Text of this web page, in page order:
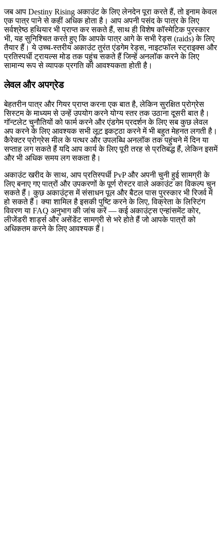
जब आप Destiny Rising अकाउंट के लिए लेनदेन पूरा करते हैं, तो इनाम केवल
एक पात्र पाने से कहीं अधिक होता है। आप अपनी पसंद के पात्र के लिए
सर्वश्रेष्ठ हथियार भी प्राप्त कर सकते हैं, साथ ही विशेष कॉस्मेटिक पुरस्कार
भी, यह सुनिश्चित करते हुए कि आपके पात्र आगे के सभी रेड्स (raids) के लिए
तैयार हैं। ये उच्च-स्तरीय अकाउंट तुरंत एंडगेम रेड्स, नाइटफॉल स्ट्राइक्स और
प्रतिस्पर्धी ट्रायल्स मोड तक पहुंच सकते हैं जिन्हें अनलॉक करने के लिए
सामान्य रूप से व्यापक प्रगति की आवश्यकता होती है।
लेवल और अपग्रेड
बेहतरीन पात्र और गियर प्राप्त करना एक बात है, लेकिन सुरक्षित प्रोग्रेस
सिस्टम के माध्यम से उन्हें उपयोग करने योग्य स्तर तक उठाना दूसरी बात है।
गॉन्टलेट चुनौतियों को फार्म करने और एंडगेम प्रदर्शन के लिए सब कुछ लेवल
अप करने के लिए आवश्यक सभी लूट इकट्ठा करने में भी बहुत मेहनत लगती है।
कैरेक्टर प्रोग्रेस मील के पत्थर और उपलब्धि अनलॉक तक पहुंचने में दिन या
सप्ताह लग सकते हैं यदि आप कार्य के लिए पूरी तरह से प्रतिबद्ध हैं, लेकिन इसमें
और भी अधिक समय लग सकता है।
अकाउंट खरीद के साथ, आप प्रतिस्पर्धी PvP और अपनी चुनी हुई सामग्री के
लिए बनाए गए पात्रों और उपकरणों के पूर्ण रोस्टर वाले अकाउंट का विकल्प चुन
सकते हैं। कुछ अकाउंट्स में संसाधन पूल और बैटल पास पुरस्कार भी रिजर्व में
हो सकते हैं। क्या शामिल है इसकी पुष्टि करने के लिए, विक्रेता के लिस्टिंग
विवरण या FAQ अनुभाग की जांच करें — कई अकाउंट्स एन्हांसमेंट कोर,
लीजेंडरी शार्ड्स और असेंडेंट सामग्री से भरे होते हैं जो आपके पात्रों को
अधिकतम करने के लिए आवश्यक हैं।